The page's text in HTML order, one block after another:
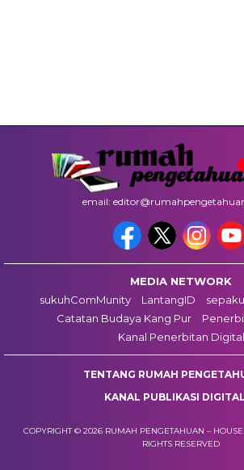
email:
MEDIA NETWORK
sukuhComMunity
LantangID
Catatan Budaya Kang Pur
Kanal Penerbitan Digital
TENTANG RUMAH
KANAL PUBLIKASI DIGITAL
COPYRIGHT © 2026 RUMAH PENGETAHUAN –
RIGHTS RESERVED